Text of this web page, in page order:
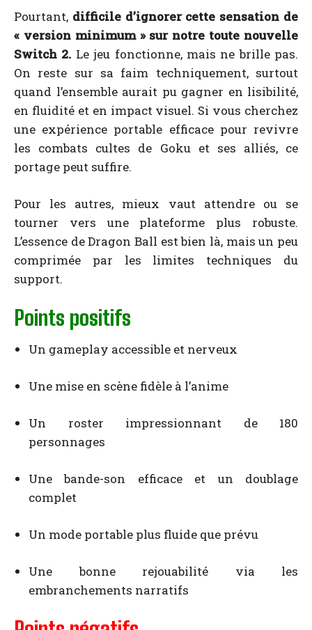
Pourtant, difficile d’ignorer cette sensation de
« version minimum » sur notre toute nouvelle
Switch 2. Le jeu fonctionne, mais ne brille pas.
On reste sur sa faim techniquement, surtout
quand l’ensemble aurait pu gagner en lisibilité,
en fluidité et en impact visuel. Si vous cherchez
une expérience portable efficace pour revivre
les combats cultes de Goku et ses alliés, ce
portage peut suffire.
Pour les autres, mieux vaut attendre ou se
tourner vers une plateforme plus robuste.
L’essence de Dragon Ball est bien là, mais un peu
comprimée par les limites techniques du
support.
Points positifs
Un gameplay accessible et nerveux
Une mise en scène fidèle à l’anime
Un roster impressionnant de 180
personnages
Une bande-son efficace et un doublage
complet
Un mode portable plus fluide que prévu
Une bonne rejouabilité via les
embranchements narratifs